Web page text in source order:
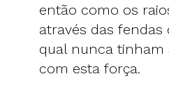
então como os
através das fendas
qual nunca tinham
com esta força.